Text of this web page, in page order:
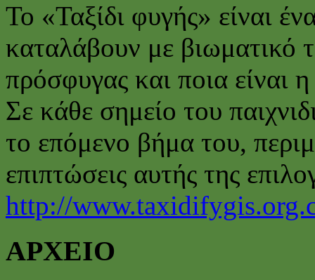
To «Ταξίδι φυγής» είναι
καταλάβουν με βιωματικό
πρόσφυγας και ποια είναι
Σε κάθε σημείο του
το επόμενο βήμα του,
επιπτώσεις αυτής της
http://
ΑΡΧΕΙΟ